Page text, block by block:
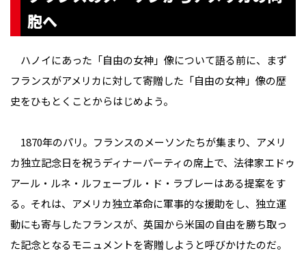
胞へ
ハノイにあった「自由の女神」像について語る前に、まず
フランスがアメリカに対して寄贈した「自由の女神」像の歴
史をひもとくことからはじめよう。
1870年のパリ。フランスのメーソンたちが集まり、アメリ
カ独立記念日を祝うディナーパーティの席上で、法律家エドゥ
アール・ルネ・ルフェーブル・ド・ラブレーはある提案をす
る。それは、アメリカ独立革命に軍事的な援助をし、独立運
動にも寄与したフランスが、英国から米国の自由を勝ち取っ
た記念となるモニュメントを寄贈しようと呼びかけたのだ。